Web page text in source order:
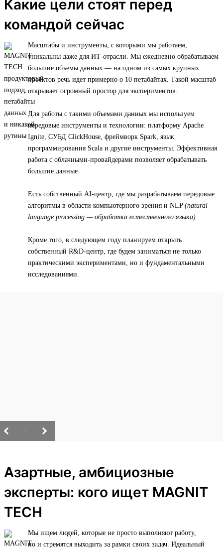
Какие цели стоят перед
командой сейчас
Масштабы и инструменты, с которыми мы работаем,
уникальны даже для ИТ-отрасли. Мы ежедневно обрабатываем
большие объемы данных — на одном из самых крупных
проектов речь идет примерно о 10 петабайтах. Такой масштаб
открывает огромный простор для экспериментов.
Для работы с такими объемами данных мы используем
передовые инструменты и технологии: платформу Apache
Ignite, СУБД ClickHouse, фреймворк Spark, язык
программирования Scala и другие инструменты. Эффективная
работа с облачными-провайдерами позволяет обрабатывать
большие данные.
Есть собственный AI-центр, где мы разрабатываем передовые
алгоритмы в области компьютерного зрения и NLP (natural
language processing — обработка естественного языка).
Кроме того, в следующем году планируем открыть
собственный R&D-центр, где будем заниматься не только
практическими экспериментами, но и фундаментальными
исследованиями.
Азартные, амбициозные
эксперты: кого ищет MAGNIT
TECH
Мы ищем людей, которые не просто выполняют работу,
но и стремятся выходить за рамки своих задач. Идеальный